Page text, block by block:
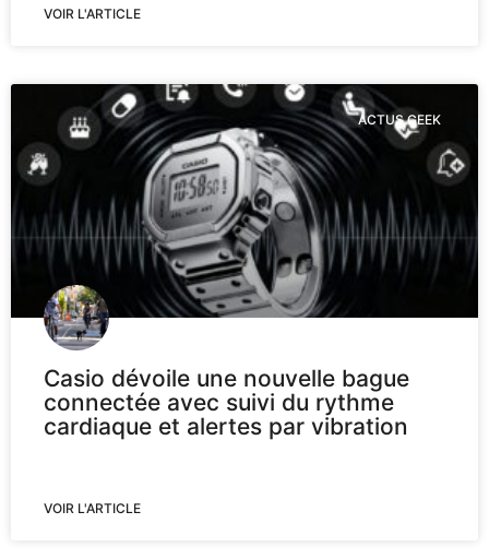
VOIR L'ARTICLE
ACTUS GEEK
Casio dévoile une nouvelle bague
connectée avec suivi du rythme
cardiaque et alertes par vibration
VOIR L'ARTICLE